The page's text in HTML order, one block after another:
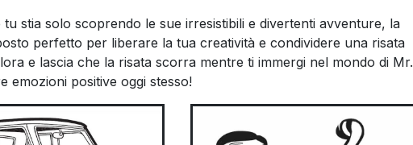
stia solo scoprendo le sue irresistibili e divertenti avventure, la
perfetto per liberare la tua creatività e condividere una risata
e lascia che la risata scorra mentre ti immergi nel mondo di Mr.
emozioni positive oggi stesso!